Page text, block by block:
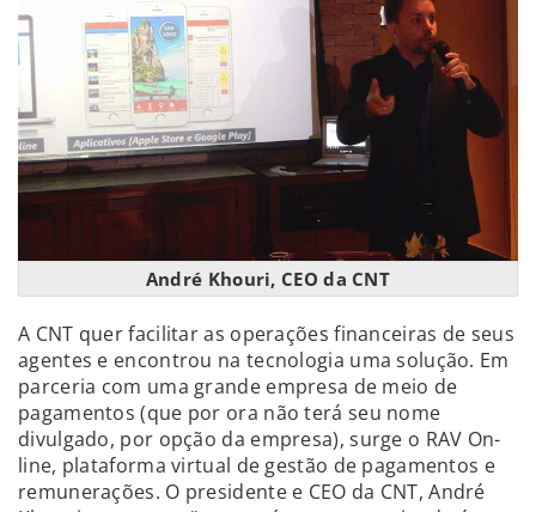
André Khouri, CEO da CNT
A CNT quer facilitar as operações financeiras de seus
agentes e encontrou na tecnologia uma solução. Em
parceria com uma grande empresa de meio de
pagamentos (que por ora não terá seu nome
divulgado, por opção da empresa), surge o RAV On-
line, plataforma virtual de gestão de pagamentos e
remunerações. O presidente e CEO da CNT, André